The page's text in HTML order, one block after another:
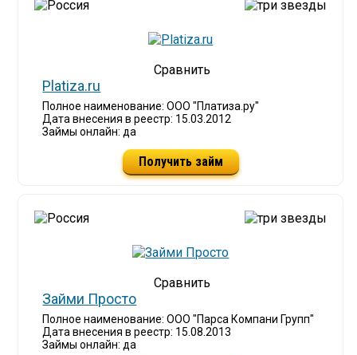
Platiza.ru
Полное наименование: ООО "Платиза.ру"
Дата внесения в реестр: 15.03.2012
Займы онлайн: да
Получить займ
Займи Просто
Полное наименование: ООО "Парса Компани Групп"
Дата внесения в реестр: 15.08.2013
Займы онлайн: да